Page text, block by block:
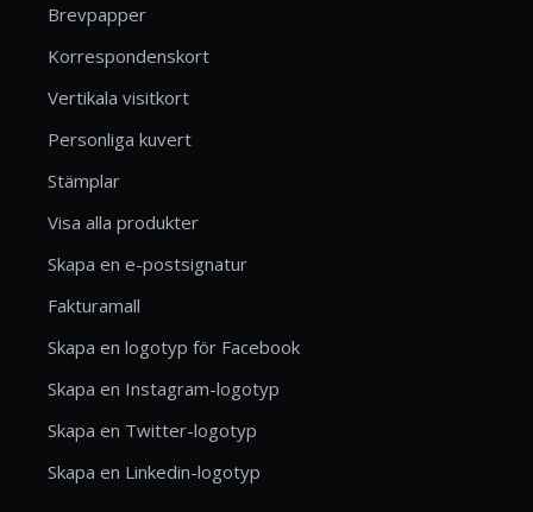
Brevpapper
Korrespondenskort
Vertikala visitkort
Personliga kuvert
Stämplar
Visa alla produkter
Skapa en e-postsignatur
Fakturamall
Skapa en logotyp för Facebook
Skapa en Instagram-logotyp
Skapa en Twitter-logotyp
Skapa en Linkedin-logotyp